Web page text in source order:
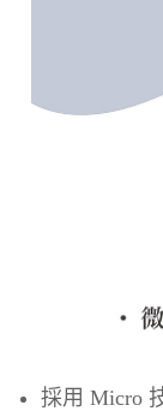
採用 Micro